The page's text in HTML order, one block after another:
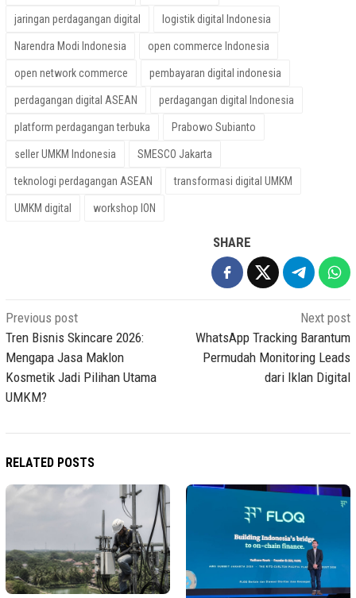
jaringan perdagangan digital logistik digital Indonesia
Narendra Modi Indonesia open commerce Indonesia
open network commerce pembayaran digital indonesia
perdagangan digital ASEAN perdagangan digital Indonesia
platform perdagangan terbuka Prabowo Subianto
seller UMKM Indonesia SMESCO Jakarta
teknologi perdagangan ASEAN transformasi digital UMKM
UMKM digital workshop ION
SHARE
Post
navigation
Previous post
Tren Bisnis Skincare 2026:
Mengapa Jasa Maklon
Kosmetik Jadi Pilihan Utama
UMKM?
Next post
WhatsApp Tracking Barantum
Permudah Monitoring Leads
dari Iklan Digital
RELATED POSTS